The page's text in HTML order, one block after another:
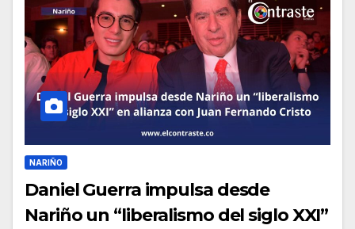
NARIÑO
Daniel Guerra impulsa desde
Nariño un “liberalismo del siglo XXI”